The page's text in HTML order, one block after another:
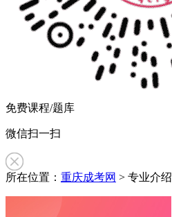
免费课程/题库
微信扫一扫
所在位置： 重庆成考网 > 专业介绍